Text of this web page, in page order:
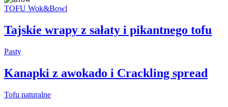
TOFU Wok&Bowl
Tajskie wrapy z sałaty i pikantnego tofu
Pasty
Kanapki z awokado i Crackling spread
Tofu naturalne